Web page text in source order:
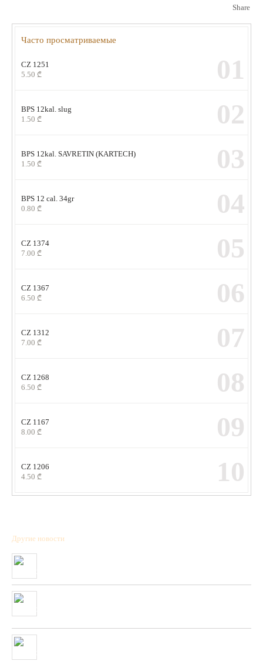
Share
Часто просматриваемые
CZ 1251
5.50 ₾ 01
BPS 12kal. slug
1.50 ₾ 02
BPS 12kal. SAVRETIN (KARTECH)
1.50 ₾ 03
BPS 12 cal. 34gr
0.80 ₾ 04
CZ 1374
7.00 ₾ 05
CZ 1367
6.50 ₾ 06
CZ 1312
7.00 ₾ 07
CZ 1268
6.50 ₾ 08
CZ 1167
8.00 ₾ 09
CZ 1206
4.50 ₾ 10
Другие новости